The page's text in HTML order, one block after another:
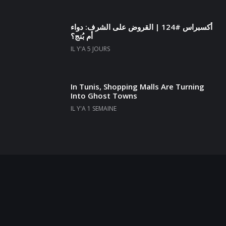
أكسبراس #124 | القروض على الشرف: دواء
أم بُنج؟
IL Y'A 5 JOURS
In Tunis, Shopping Malls Are Turning
Into Ghost Towns
IL Y'A 1 SEMAINE